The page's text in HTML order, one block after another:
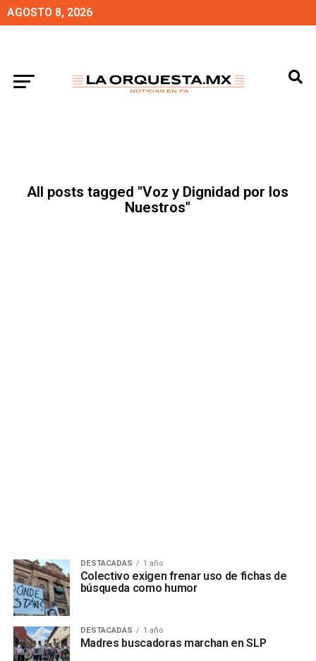
AGOSTO 8, 2026
All posts tagged "Voz y Dignidad por los
Nuestros"
DESTACADAS 1 año
Colectivo exigen frenar uso de fichas de
búsqueda como humor
DESTACADAS 1 año
Madres buscadoras marchan en SLP